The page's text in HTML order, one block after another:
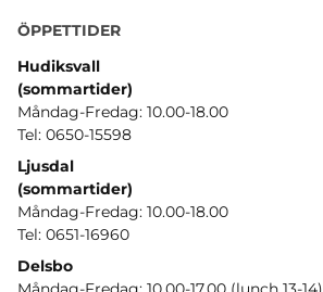
ÖPPETTIDER
Hudiksvall
(sommartider)
Måndag-Fredag: 10.00-18.00
Tel: 0650-15598
Ljusdal
(sommartider)
Måndag-Fredag: 10.00-18.00
Tel: 0651-16960
Delsbo